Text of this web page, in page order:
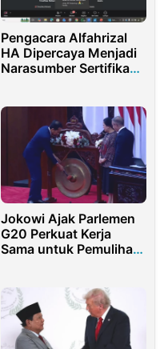
Pengacara Alfahrizal
HA Dipercaya Menjadi
Narasumber Sertifikasi
Jokowi Ajak Parlemen
G20 Perkuat Kerja
Sama untuk Pemulihan